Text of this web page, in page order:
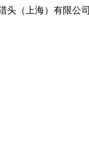
头（上海）有限公